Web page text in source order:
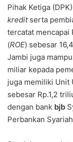
Pihak Ketiga
kreditserta
tercatat mencapai
(ROE) sebesar
Jambi juga
miliar kepada
juga memiliki Unit
sebesar Rp.1,2
dengan bank bjb
Perbankan